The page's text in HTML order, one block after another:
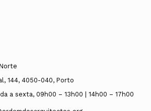
144, 4050-040, Porto
a sexta, 09h00 – 13h00 | 14h00 – 17h00